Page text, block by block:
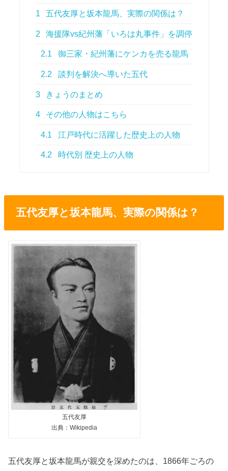
1 五代友厚と坂本龍馬、実際の関係は？
2 海援隊vs紀州藩「いろは丸事件」を調停
2.1 御三家・紀州藩にケンカを売る龍馬
2.2 談判を解決へ導いた五代
3 きょうのまとめ
4 その他の人物はこちら
4.1 江戸時代に活躍した歴史上の人物
4.2 時代別 歴史上の人物
五代友厚と坂本龍馬、実際の関係は？
五代友厚
出典：Wikipedia
五代友厚と坂本龍馬が親交を深めたのは、1866年ごろの